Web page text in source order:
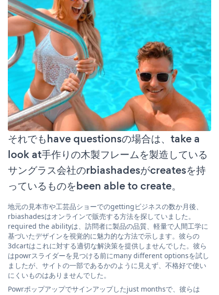
それでもhave questionsの場合は、take a
look at手作りの木製フレームを製造している
サングラス会社のrbiashadesがcreatesを持
っているものをbeen able to create。
地元の見本市や工芸品ショーでのgettingビジネスの数か月後、
rbiashadesはオンラインで販売する方法を探していました。
required the abilityは、訪問者に製品の品質、軽量で人間工学に
基づいたデザインを視覚的に魅力的な方法で示します。彼らの
3dcartはこれに対する適切な解決策を提供しませんでした。彼ら
はpowrスライダーを見つける前にmany different optionsを試し
ましたが、サイトの一部であるかのように見えず、不格好で使い
にくいものはありませんでした。
Powrポップアップでサインアップしたjust monthsで、彼らは